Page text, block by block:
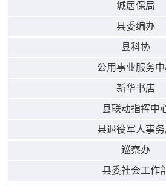
城居保局
县委编办
县科协
公用事业服务
新华书店
县联动指挥中
县退役军人事
巡察办
县委社会工作